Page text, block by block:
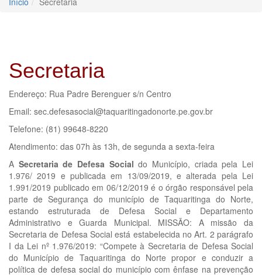
Secretaria
Endereço: Rua Padre Berenguer s/n Centro
Email: sec.defesasocial@taquaritingadonorte.pe.gov.br
Telefone: (81) 99648-8220
Atendimento: das 07h às 13h, de segunda a sexta-feira
A Secretaria de Defesa Social do Município, criada pela Lei
1.976/ 2019 e publicada em 13/09/2019, e alterada pela Lei
1.991/2019 publicado em 06/12/2019 é o órgão responsável pela
parte de Segurança do município de Taquaritinga do Norte,
estando estruturada de Defesa Social e Departamento
Administrativo e Guarda Municipal. MISSÃO: A missão da
Secretaria de Defesa Social está estabelecida no Art. 2 parágrafo
I da Lei nº 1.976/2019: “Compete à Secretaria de Defesa Social
do Município de Taquaritinga do Norte propor e conduzir a
política de defesa social do município com ênfase na prevenção